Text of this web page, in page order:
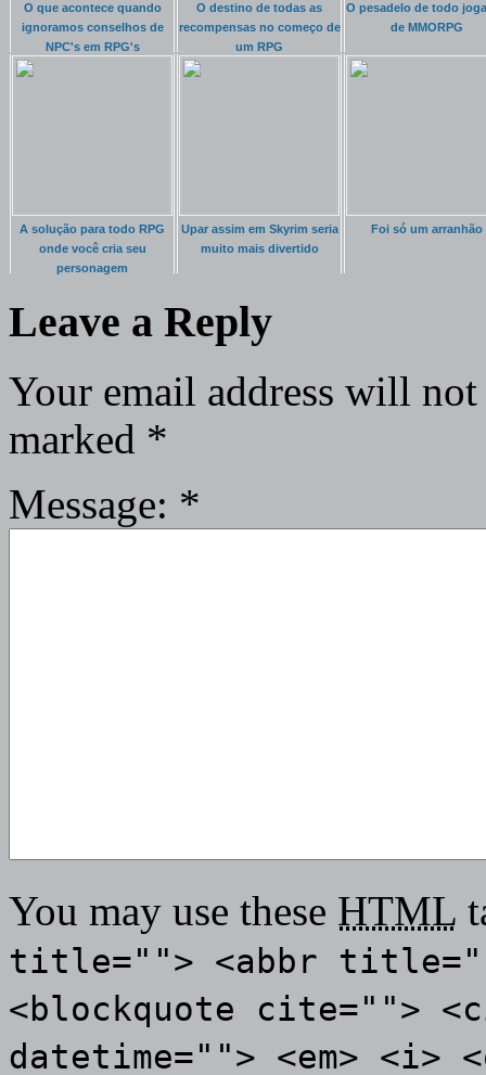
O que acontece quando
ignoramos conselhos de
NPC's em RPG's
O destino de todas as
recompensas no começo de
um RPG
O pesadelo de todo
de MMORPG
A solução para todo RPG
onde você cria seu
personagem
Upar assim em Skyrim seria
muito mais divertido
Foi só um arranhão
Leave a Reply
Your email address will
marked *
Message: *
You may use these HTML
title=""> <abbr
<blockquote cite="">
datetime=""> <em> <i>